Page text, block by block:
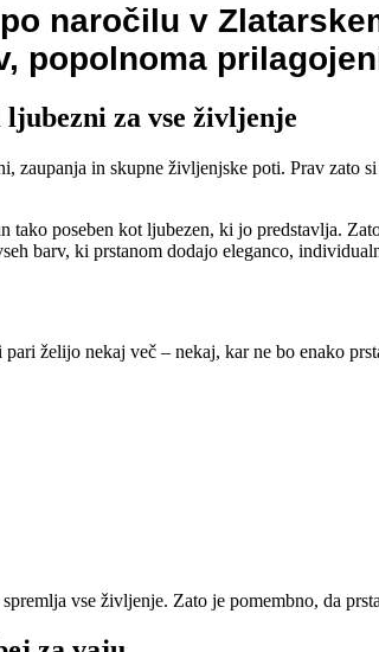
naročilu v
popolnoma
za vse življenje
zaupanja in skupne življenjske poti. Prav zato
poseben kot ljubezen, ki jo predstavlja.
barv, ki prstanom dodajo eleganco,
želijo nekaj več – nekaj, kar ne bo enako
vse življenje. Zato je pomembno, da